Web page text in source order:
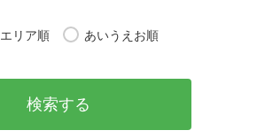
エリア順 あいうえお順